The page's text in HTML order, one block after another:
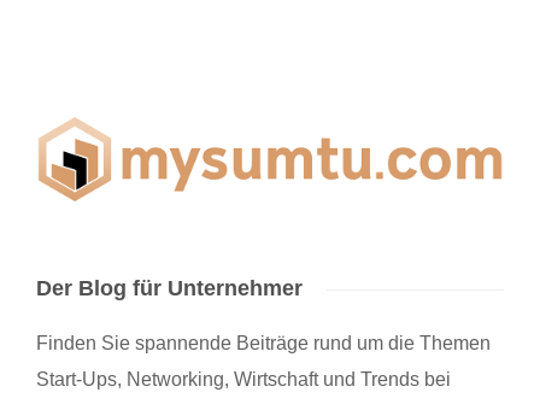
Der Blog für Unternehmer
Finden Sie spannende Beiträge rund um die Themen
Start-Ups, Networking, Wirtschaft und Trends bei